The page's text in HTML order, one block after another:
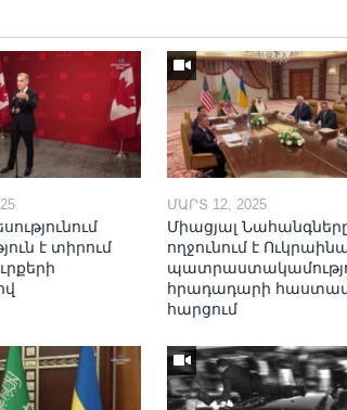
է տիրում
ՄԱՐՏ 12, 2025
Միացյալ
ողջունում է
հրադադարի
հարցում